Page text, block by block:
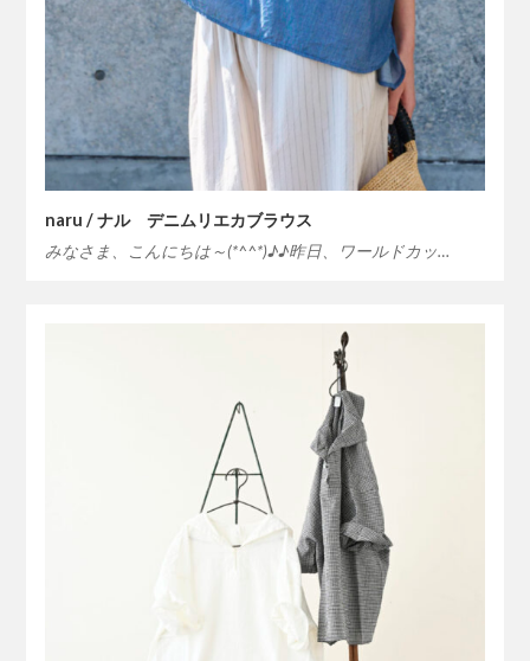
naru / ナル デニムリエカブラウス
みなさま、こんにちは～(*^^*)♪♪昨日、ワールドカッ…